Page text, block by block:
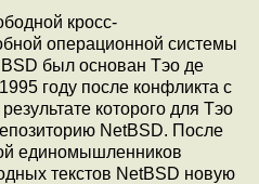
кросс-
операционной системы
был основан Тэо де
году после конфликта с
которого для Тэо
NetBSD. После
единомышленников
текстов NetBSD новую